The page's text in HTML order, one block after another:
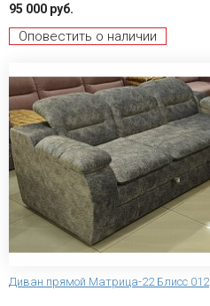
95 000 руб.
Оповестить о наличии
Диван прямой Матрица-22 Блисс 012